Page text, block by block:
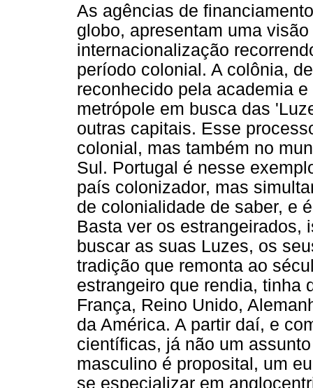
As agências de
globo, apresentam uma
internacionalização
período colonial. A colônia,
reconhecido pela academia
metrópole em busca das
outras capitais. Esse
colonial, mas também no
Sul. Portugal é nesse
país colonizador, mas
de colonialidade de saber, e
Basta ver os estrangeirados,
buscar as suas Luzes, os
tradição que remonta ao
estrangeiro que rendia, tinha
França, Reino Unido,
da América. A partir daí, e
científicas, já não um
masculino é proposital, um
se especializar em